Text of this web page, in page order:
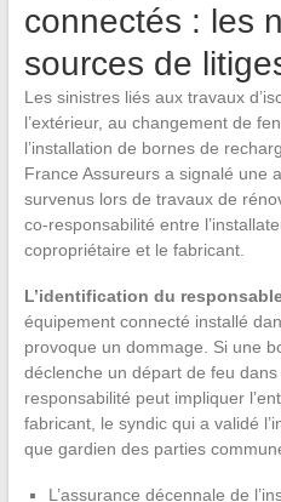
connectés : les
sources de
Les sinistres liés aux travaux
l’extérieur, au changement de
l’installation de bornes de
France Assureurs a signalé une
survenus lors de travaux de
co-responsabilité entre
copropriétaire et le fabricant.
L’identification du
équipement connecté installé
provoque un dommage. Si une
déclenche un départ de feu
responsabilité peut impliquer
fabricant, le syndic qui a validé
que gardien des parties
L’assurance décennale de